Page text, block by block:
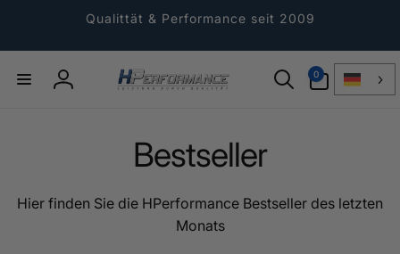
Qualittät & Performance seit 2009
Einloggen
0
Artikel
Bestseller
Hier finden Sie die HPerformance Bestseller des letzten
Monats